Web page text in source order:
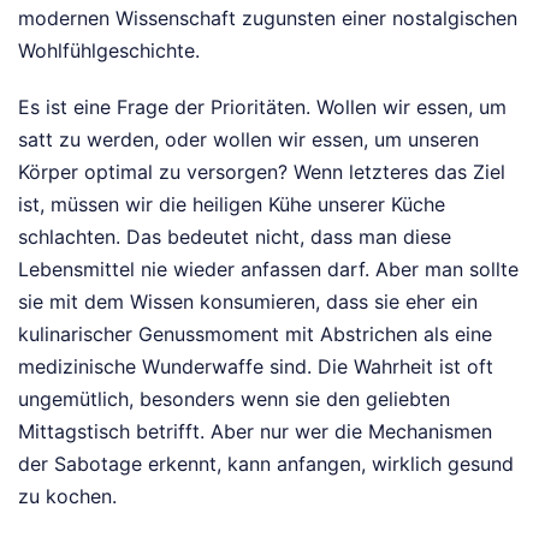
modernen Wissenschaft zugunsten einer nostalgischen
Wohlfühlgeschichte.
Es ist eine Frage der Prioritäten. Wollen wir essen, um
satt zu werden, oder wollen wir essen, um unseren
Körper optimal zu versorgen? Wenn letzteres das Ziel
ist, müssen wir die heiligen Kühe unserer Küche
schlachten. Das bedeutet nicht, dass man diese
Lebensmittel nie wieder anfassen darf. Aber man sollte
sie mit dem Wissen konsumieren, dass sie eher ein
kulinarischer Genussmoment mit Abstrichen als eine
medizinische Wunderwaffe sind. Die Wahrheit ist oft
ungemütlich, besonders wenn sie den geliebten
Mittagstisch betrifft. Aber nur wer die Mechanismen
der Sabotage erkennt, kann anfangen, wirklich gesund
zu kochen.